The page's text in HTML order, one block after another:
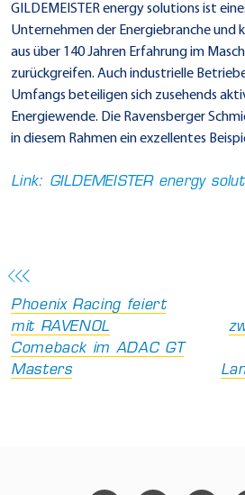
GILDEMEISTER energy solutions ist
Unternehmen der Energiebranche und
aus über 140 Jahren Erfahrung im
zurückgreifen. Auch industrielle
Umfangs beteiligen sich zusehends
Energiewende. Die Ravensberger
in diesem Rahmen ein exzellentes
Link: GILDEMEISTER energy
Phoenix Racing feiert
mit RAVENOL
Comeback im ADAC GT
Masters